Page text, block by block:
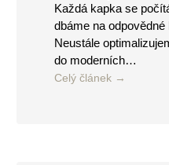
Každá kapka se
dbáme na
Neustále
do moderních…
Celý článek